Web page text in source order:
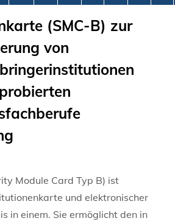
(SMC-B) zur
von
Module Card Typ B) ist
und elektronischer
in einem. Sie ermöglicht den in